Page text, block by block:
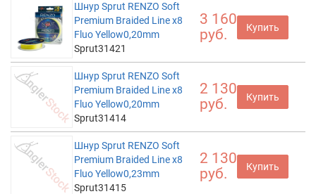
Шнур Sprut RENZO Soft
Premium Braided Line x8
Fluo Yellow0,20mm
Sprut31421
3 160
руб.
Купить
Шнур Sprut RENZO Soft
Premium Braided Line x8
Fluo Yellow0,20mm
Sprut31414
2 130
руб.
Купить
Шнур Sprut RENZO Soft
Premium Braided Line x8
Fluo Yellow0,23mm
Sprut31415
2 130
руб.
Купить